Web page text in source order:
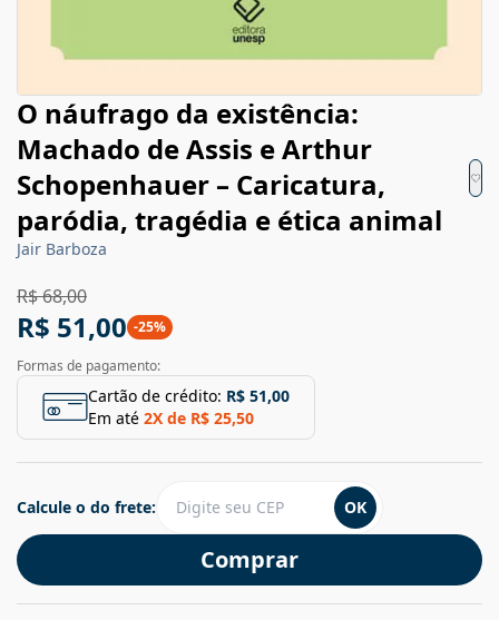
O náufrago da existência:
Machado de Assis e Arthur
Schopenhauer – Caricatura,
paródia, tragédia e ética animal
Jair Barboza
R$ 68,00
R$ 51,00 -25%
Formas de pagamento:
Cartão de crédito: R$ 51,00
Em até 2X de R$ 25,50
Comprar
Calcule o do frete: OK